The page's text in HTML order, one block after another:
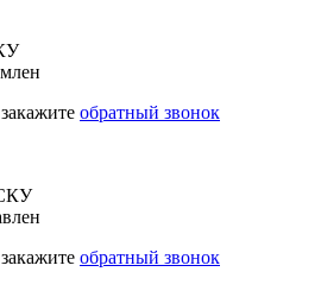
обратный звонок
обратный звонок